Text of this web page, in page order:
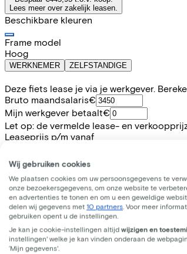
Lees meer over zakelijk leasen.
Beschikbare kleuren
Frame model
Hoog
WERKNEMER ZELFSTANDIGE
Deze fiets lease je via je werkgever.
Bruto maandsalaris€
Mijn werkgever betaalt€
Let op: de vermelde lease- en
Leaseprijs p/m vanaf
Incl. Service & verzekeringspakket
Overnameprijs na 3 jaar:
Informatie
+−
EXCELSIOR, Easy Step ND, 26", dark
Wij gebruiken cookies
We plaatsen cookies om uw persoonsgegevens te
onze bezoekersgegevens, om onze website te
en advertenties te tonen en om u een geweldige
delen wij gegevens met 10 partners . Voor meer
gebruiken opent u de instellingen.
Je kan je cookie-instellingen altijd wijzigen en
instellingen' welke je kan vinden onderaan de
‘Mijn gegevens'.